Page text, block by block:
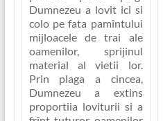
Dumnezeu a lovit ici si
colo pe fata pamîntului
mijloacele de trai ale
oamenilor, sprijinul
material al vietii lor.
Prin plaga a cincea,
Dumnezeu a extins
proportiia loviturii si a